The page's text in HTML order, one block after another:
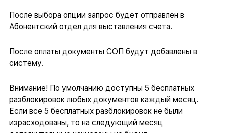
После выбора опции запрос будет отправлен в
Абонентский отдел для выставления счета.
После оплаты документы СОП будут добавлены в
систему.
Внимание! По умолчанию доступны 5 бесплатных
разблокировок любых документов каждый месяц.
Если все 5 бесплатных разблокировок не были
израсходованы, то на следующий месяц